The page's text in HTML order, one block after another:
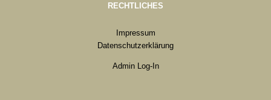
RECHTLICHES
Impressum
Datenschutzerklärung
Admin Log-In